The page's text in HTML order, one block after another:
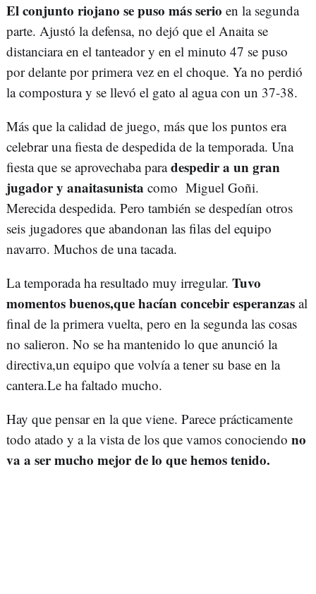
El conjunto riojano se puso más serio en la segunda
parte. Ajustó la defensa, no dejó que el Anaita se
distanciara en el tanteador y en el minuto 47 se puso
por delante por primera vez en el choque. Ya no perdió
la compostura y se llevó el gato al agua con un 37-38.
Más que la calidad de juego, más que los puntos era
celebrar una fiesta de despedida de la temporada. Una
fiesta que se aprovechaba paradespedir a un gran
jugador y anaitasunista como Miguel Goñi.
Merecida despedida. Pero también se despedían otros
seis jugadores que abandonan las filas del equipo
navarro. Muchos de una tacada.
La temporada ha resultado muy irregular. Tuvo
momentos buenos,que hacían concebir esperanzas al
final de la primera vuelta, pero en la segunda las cosas
no salieron. No se ha mantenido lo que anunció la
directiva,un equipo que volvía a tener su base en la
cantera.Le ha faltado mucho.
Hay que pensar en la que viene. Parece prácticamente
todo atado y a la vista de los que vamos conociendo no
va a ser mucho mejor de lo que hemos tenido.